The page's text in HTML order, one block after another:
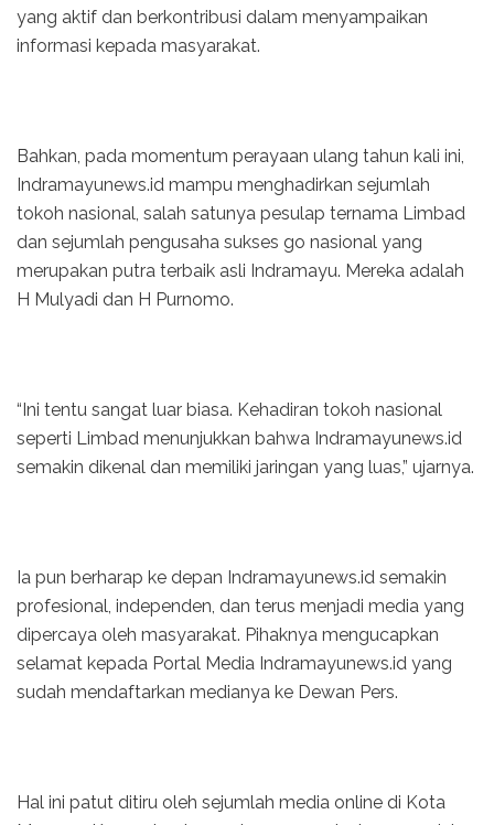
yang aktif dan berkontribusi dalam menyampaikan
informasi kepada masyarakat.
Bahkan, pada momentum perayaan ulang tahun kali ini,
Indramayunews.id mampu menghadirkan sejumlah
tokoh nasional, salah satunya pesulap ternama Limbad
dan sejumlah pengusaha sukses go nasional yang
merupakan putra terbaik asli Indramayu. Mereka adalah
H Mulyadi dan H Purnomo.
“Ini tentu sangat luar biasa. Kehadiran tokoh nasional
seperti Limbad menunjukkan bahwa Indramayunews.id
semakin dikenal dan memiliki jaringan yang luas,” ujarnya.
Ia pun berharap ke depan Indramayunews.id semakin
profesional, independen, dan terus menjadi media yang
dipercaya oleh masyarakat. Pihaknya mengucapkan
selamat kepada Portal Media Indramayunews.id yang
sudah mendaftarkan medianya ke Dewan Pers.
Hal ini patut ditiru oleh sejumlah media online di Kota